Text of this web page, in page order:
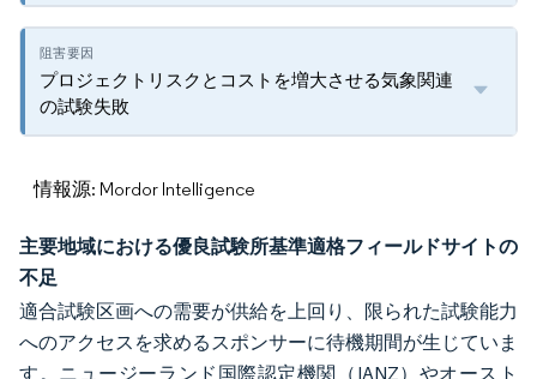
プロジェクトリスクとコストを増大させる気象関連
の試験失敗
情報源: Mordor Intelligence
主要地域における優良試験所基準適格フィールドサイトの
不足
適合試験区画への需要が供給を上回り、限られた試験能力
へのアクセスを求めるスポンサーに待機期間が生じていま
す。ニュージーランド国際認定機関（IANZ）やオースト